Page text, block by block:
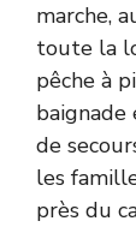
marche,
toute la
pêche à
baignade
de
les
près du